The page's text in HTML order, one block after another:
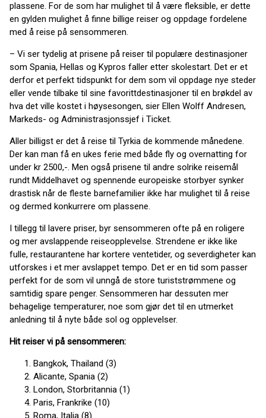
plassene. For de som har mulighet til å være fleksible, er dette
en gylden mulighet å finne billige reiser og oppdage fordelene
med å reise på sensommeren.
– Vi ser tydelig at prisene på reiser til populære destinasjoner
som Spania, Hellas og Kypros faller etter skolestart. Det er et
derfor et perfekt tidspunkt for dem som vil oppdage nye steder
eller vende tilbake til sine favorittdestinasjoner til en brøkdel av
hva det ville kostet i høysesongen, sier Ellen Wolff Andresen,
Markeds- og Administrasjonssjef i Ticket.
Aller billigst er det å reise til Tyrkia de kommende månedene.
Der kan man få en ukes ferie med både fly og overnatting for
under kr 2500,-. Men også prisene til andre solrike reisemål
rundt Middelhavet og spennende europeiske storbyer synker
drastisk når de fleste barnefamilier ikke har mulighet til å reise
og dermed konkurrere om plassene.
I tillegg til lavere priser, byr sensommeren ofte på en roligere
og mer avslappende reiseopplevelse. Strendene er ikke like
fulle, restaurantene har kortere ventetider, og severdigheter kan
utforskes i et mer avslappet tempo. Det er en tid som passer
perfekt for de som vil unngå de store turiststrømmene og
samtidig spare penger. Sensommeren har dessuten mer
behagelige temperaturer, noe som gjør det til en utmerket
anledning til å nyte både sol og opplevelser.
Hit reiser vi på sensommeren:
Bangkok, Thailand (3)
Alicante, Spania (2)
London, Storbritannia (1)
Paris, Frankrike (10)
Roma, Italia (8)